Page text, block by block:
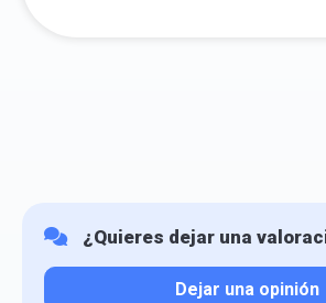
¿Quieres dejar una
Dejar una opinión